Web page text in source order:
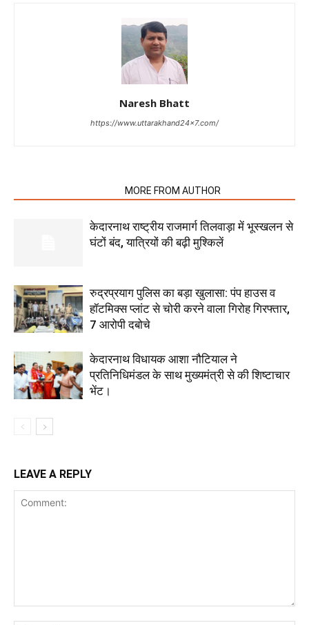
Naresh Bhatt
https://www.uttarakhand24x7.com/
MORE FROM AUTHOR
केदारनाथ राष्ट्रीय राजमार्ग तिलवाड़ा में भूस्खलन से
घंटों बंद, यात्रियों की बढ़ी मुश्किलें
रुद्रप्रयाग पुलिस का बड़ा खुलासा: पंप हाउस व
हॉटमिक्स प्लांट से चोरी करने वाला गिरोह गिरफ्तार,
7 आरोपी दबोचे
केदारनाथ विधायक आशा नौटियाल ने
प्रतिनिधिमंडल के साथ मुख्यमंत्री से की शिष्टाचार
भेंट।
LEAVE A REPLY